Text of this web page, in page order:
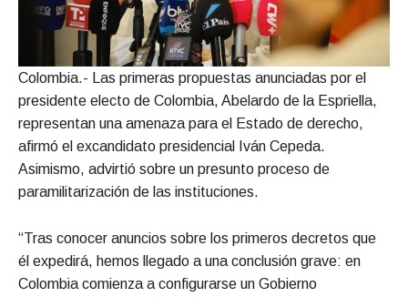
Colombia.- Las primeras propuestas anunciadas por el
presidente electo de Colombia, Abelardo de la Espriella,
representan una amenaza para el Estado de derecho,
afirmó el excandidato presidencial Iván Cepeda.
Asimismo, advirtió sobre un presunto proceso de
paramilitarización de las instituciones.
“Tras conocer anuncios sobre los primeros decretos que
él expedirá, hemos llegado a una conclusión grave: en
Colombia comienza a configurarse un Gobierno